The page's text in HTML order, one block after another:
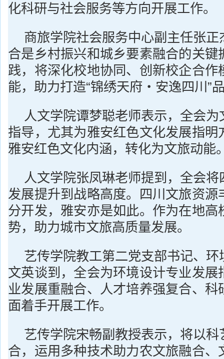
化科研与社会服务等方向开展工作。
商旅学院社会服务中心副主任张
合是乡村振兴和城乡要素融合的关键
践，将深化校地协同、创新校企合作
能，助力打造“锦绣天府・安逸四川”
人文学院谭梦聪老师表示，全会
指导，尤其为雅安红色文化发展指明
雅安红色文化内涵，转化为文旅动能
人文学院张凤琳老师提到，全会
发展提升到战略高度。四川文旅资源
分开发，雅安亦是如此。作为在地高
势，助力城市文旅高质量发展。
艺传学院教工第二党支部书记、
文英谈到，全会为环境设计专业发展
业发展重融合、人才培养强复合、科
面着手开展工作。
艺传学院宋畅副教授表示，将以
合，运用多种技术助力农文旅融合、